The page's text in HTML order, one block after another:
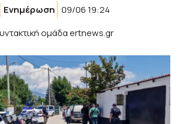
Ενημέρωση 09/06 19:24
ομάδα ertnews.gr